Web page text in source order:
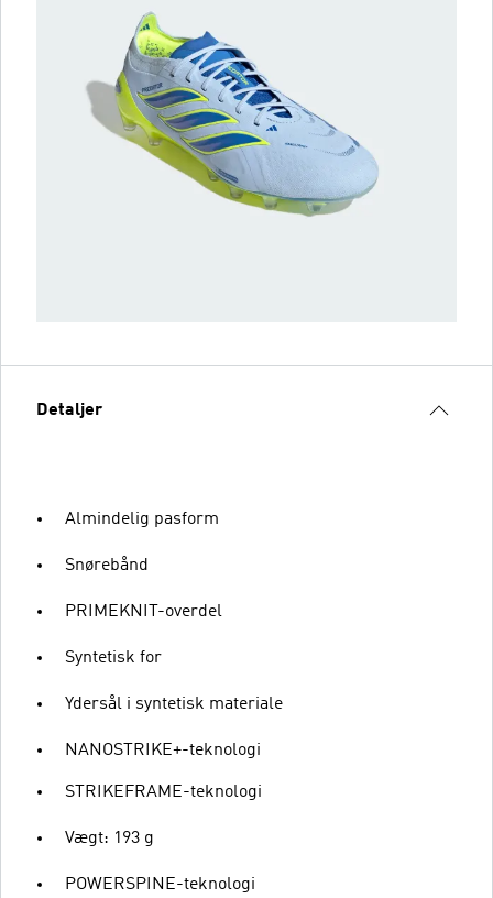
Detaljer
Almindelig pasform
Snørebånd
PRIMEKNIT-overdel
Syntetisk for
Ydersål i syntetisk materiale
NANOSTRIKE+-teknologi
STRIKEFRAME-teknologi
Vægt: 193 g
POWERSPINE-teknologi